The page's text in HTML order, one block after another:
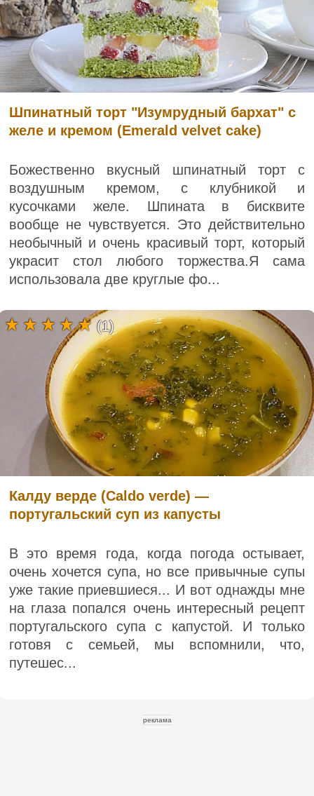
Шпинатный торт "Изумрудный бархат" с
желе и кремом (Emerald velvet cake)
Божественно вкусный шпинатный торт с
воздушным кремом, с клубникой и
кусочками желе. Шпината в бисквите
вообще не чувствуется. Это действительно
необычный и очень красивый торт, который
украсит стол любого торжества.Я сама
использовала две круглые фо...
Калду верде (Caldo verde) —
португальский суп из капусты
В это время года, когда погода остывает,
очень хочется супа, но все привычные супы
уже такие приевшиеся... И вот однажды мне
на глаза попался очень интересный рецепт
португальского супа с капустой. И только
готовя с семьей, мы вспомнили, что,
путешес...
(1)
реклама